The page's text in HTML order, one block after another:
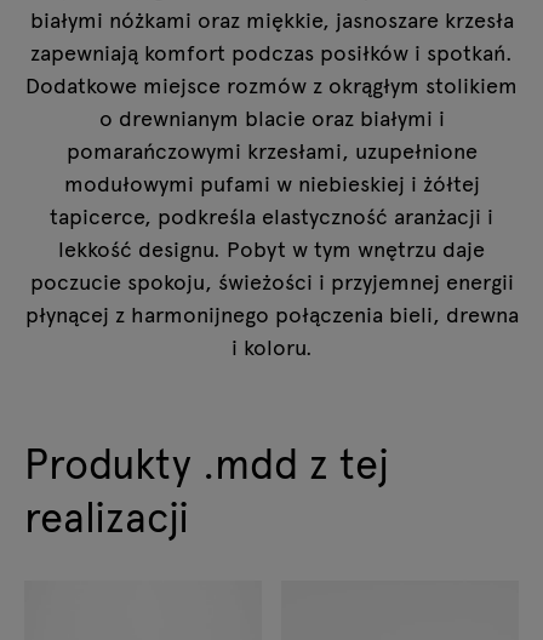
białymi nóżkami oraz miękkie, jasnoszare krzesła
zapewniają komfort podczas posiłków i spotkań.
Dodatkowe miejsce rozmów z okrągłym stolikiem
o drewnianym blacie oraz białymi i
pomarańczowymi krzesłami, uzupełnione
modułowymi pufami w niebieskiej i żółtej
tapicerce, podkreśla elastyczność aranżacji i
lekkość designu. Pobyt w tym wnętrzu daje
poczucie spokoju, świeżości i przyjemnej energii
płynącej z harmonijnego połączenia bieli, drewna
i koloru.
Produkty .mdd z tej
realizacji